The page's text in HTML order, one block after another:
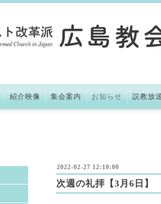
紹介映像 集会案内 お知らせ 説教放
2022-02-27 12:10:00
次週の礼拝【3月6日】